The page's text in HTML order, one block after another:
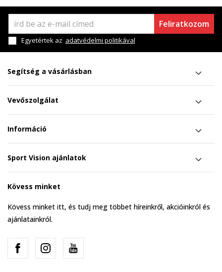
Feliratkozom
Egyetértek az adatvédelmi politikával
Segítség a vásárlásban
Vevőszolgálat
Információ
Sport Vision ajánlatok
Kövess minket
Kövess minket itt, és tudj meg többet híreinkről, akcióinkról és
ajánlatainkról.